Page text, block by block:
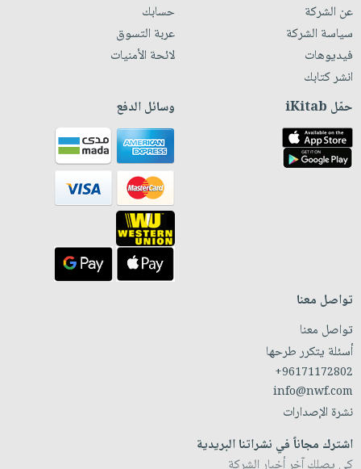
عن الشركة
سياسة الشركة
فيديوهات
انشر كتابك
حسابك
عربة التسوق
لائحة الأمنيات
حمّل iKitab وسائل الدفع
تواصل معنا
تواصل معنا
أسئلة يتكرر طرحها
+96171172802
info@nwf.com
نشرة الإصدارات
اشترك مجاناً في نشراتنا البريدية